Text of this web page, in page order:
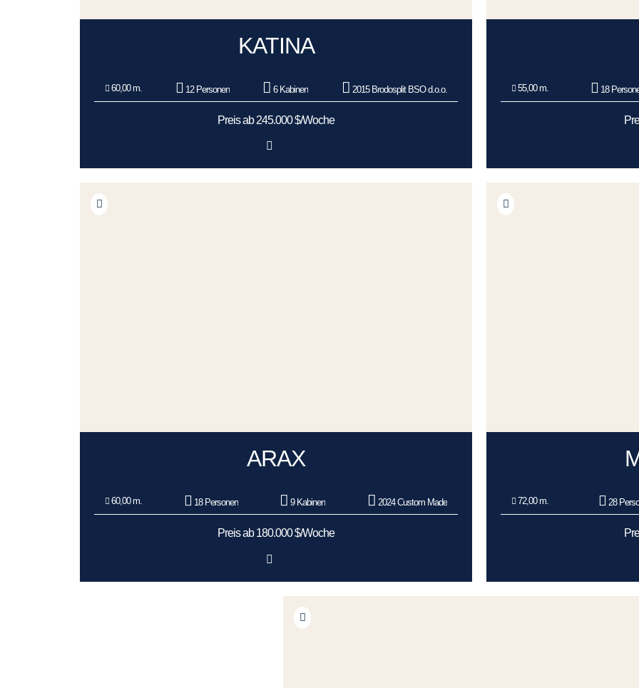
KATINA
60,00 m. 12 Personen 6 Kabinen 2015 Brodosplit BSO d.o.o.
Preis ab 245.000 $/Woche
55,00 m. 18
ARAX
60,00 m. 18 Personen 9 Kabinen 2024 Custom Made
Preis ab 180.000 $/Woche
72,00 m. 28